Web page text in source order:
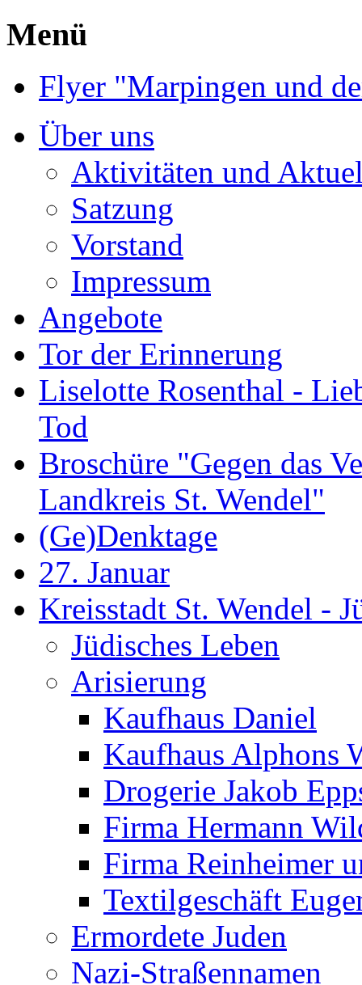
Menü
Flyer "Marpingen und
Über uns
Aktivitäten und
Satzung
Vorstand
Impressum
Angebote
Tor der Erinnerung
Liselotte Rosenthal -
Tod
Broschüre "Gegen das
Landkreis St. Wendel"
(Ge)Denktage
27. Januar
Kreisstadt St. Wendel -
Jüdisches Leben
Arisierung
Kaufhaus Daniel
Kaufhaus Alphons
Drogerie Jakob
Firma Hermann
Firma Reinheimer
Textilgeschäft
Ermordete Juden
Nazi-Straßennamen